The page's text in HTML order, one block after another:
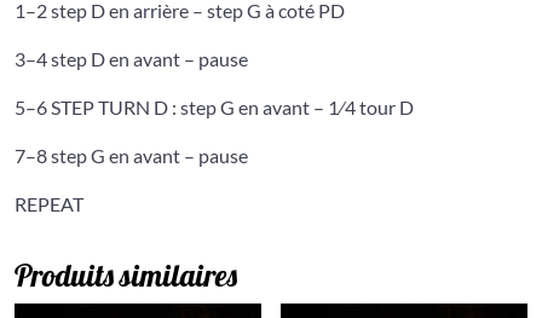
1–2 step D en arrière – step G à coté PD
3–4 step D en avant – pause
5–6 STEP TURN D : step G en avant – 1⁄4 tour D
7–8 step G en avant – pause
REPEAT
Produits similaires